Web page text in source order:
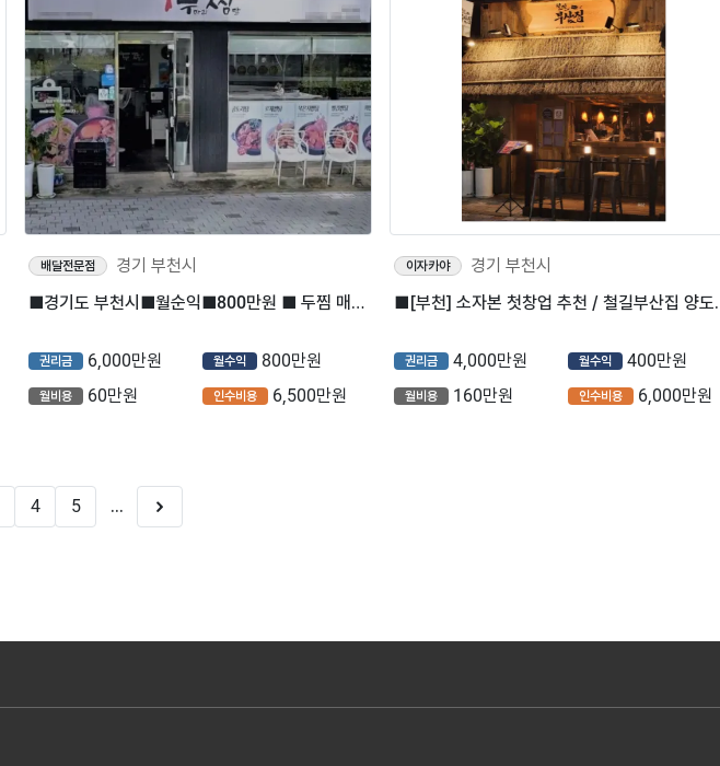
배달전문점
경기 부천시
■경기도 부천시■월순익■800만원 ■ 두찜 매장나왔습니다.
권리금 6,000만원 월수익 800만원
월비용 60만원 인수비용 6,500만원
이자카야
경기 부천시
■[부천] 소자본 첫창업
권리금 4,000만원 월수익 400만원
월비용 160만원 인수비용 6,000만원
4 5 ...